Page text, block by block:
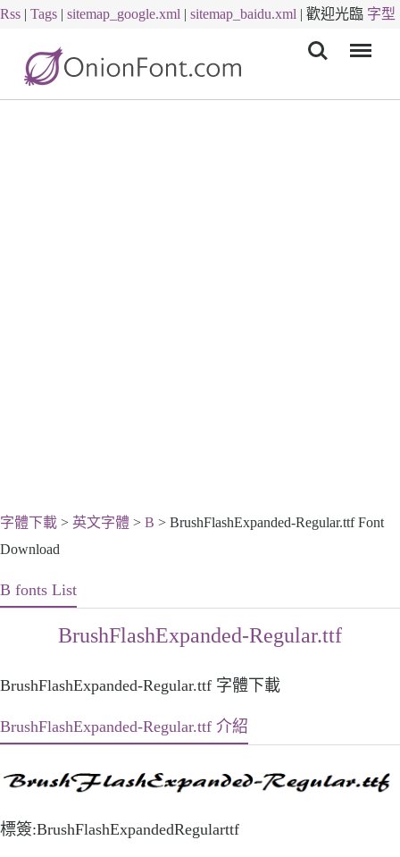
Rss | Tags | sitemap_google.xml | sitemap_baidu.xml | 歡迎光臨 字型
字體下載 > 英文字體 > B > BrushFlashExpanded-Regular.ttf Font
Download
B fonts List
BrushFlashExpanded-Regular.ttf
BrushFlashExpanded-Regular.ttf 字體下載
BrushFlashExpanded-Regular.ttf 介紹
標簽:BrushFlashExpandedRegularttf